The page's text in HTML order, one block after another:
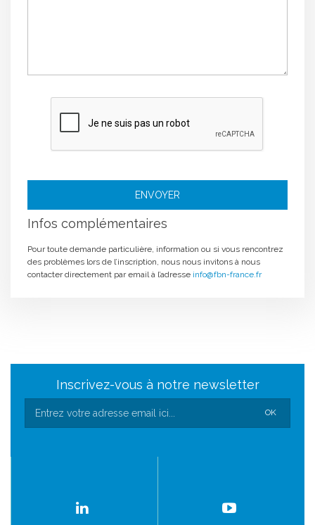
Infos complémentaires
Pour toute demande particulière, information ou si vous rencontrez
des problèmes lors de l’inscription, nous nous invitons à nous
contacter directement par email à l’adresse info@fbn-france.fr
Inscrivez-vous à notre newsletter